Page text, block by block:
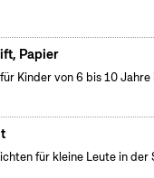
Papier
Kinder von 6 bis 10
für kleine Leute in